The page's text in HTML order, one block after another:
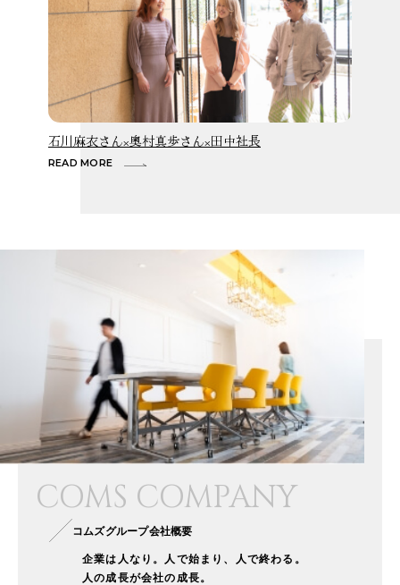
石川麻衣さん×奥村真歩さん×田中社長
READ MORE
COMS COMPANY
コムズグループ会社概要
企業は人なり。人で始まり、人で終わる。
人の成長が会社の成長。